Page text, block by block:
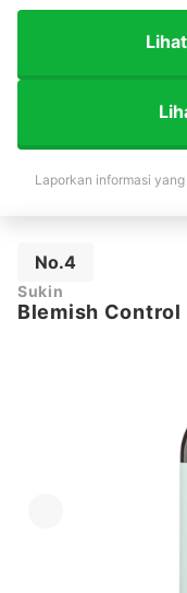
Laporkan informasi
No.4
Sukin
Blemish